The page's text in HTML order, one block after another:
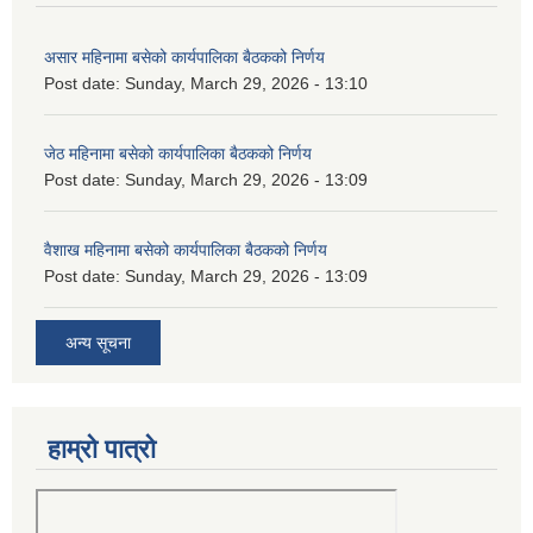
असार महिनामा बसेको कार्यपालिका बैठकको निर्णय
Post date: Sunday, March 29, 2026 - 13:10
जेठ महिनामा बसेको कार्यपालिका बैठकको निर्णय
Post date: Sunday, March 29, 2026 - 13:09
वैशाख महिनामा बसेको कार्यपालिका बैठकको निर्णय
Post date: Sunday, March 29, 2026 - 13:09
अन्य सूचना
हाम्रो पात्रो